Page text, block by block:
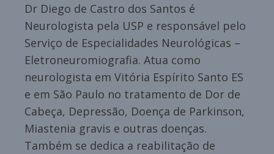
Dr Diego de Castro dos Santos é
Neurologista pela USP e responsável pelo
Serviço de Especialidades Neurológicas –
Eletroneuromiografia. Atua como
neurologista em Vitória Espírito Santo ES
e em São Paulo no tratamento de Dor de
Cabeça, Depressão, Doença de Parkinson,
Miastenia gravis e outras doenças.
Também se dedica a reabilitação de